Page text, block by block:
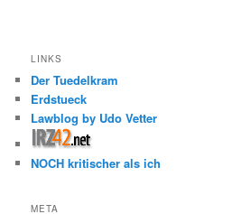
LINKS
Der Tuedelkram
Erdstueck
Lawblog by Udo Vetter
NOCH kritischer als ich
META